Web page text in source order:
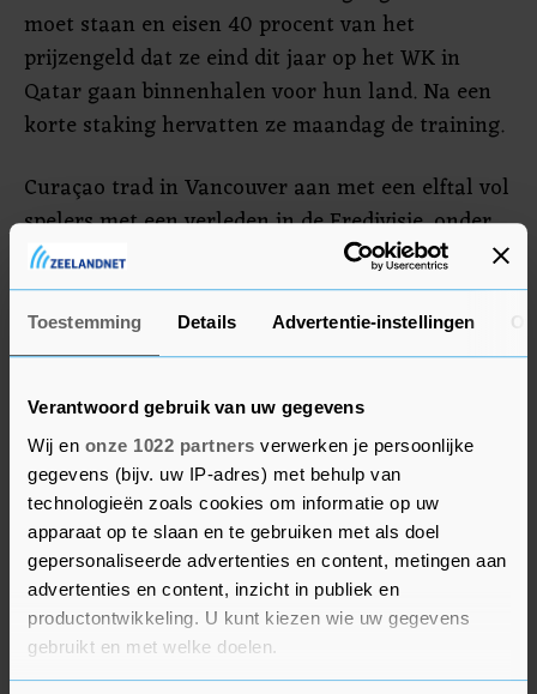
Toestemming Details Advertentie-instellingen
Verantwoord gebruik van uw gegevens
Wij en onze 1022 partners verwerken je persoonlijke
gegevens (bijv. uw IP-adres) met behulp van
technologieën zoals cookies om informatie op uw
apparaat op te slaan en te gebruiken met als doel
gepersonaliseerde advertenties en content, metingen aan
advertenties en content, inzicht in publiek en
productontwikkeling. U kunt kiezen wie uw gegevens
gebruikt en met welke doelen.
moet staan en eisen 40 procent van het
prijzengeld dat ze eind dit jaar op het WK in
Qatar gaan binnenhalen voor hun land. Na een
korte staking hervatten ze maandag de training.
Curaçao trad in Vancouver aan met een elftal vol
spelers met een verleden in de Eredivisie, onder
wie Eloy Room, Cuco Martina, Elson Hooi,
Juninho en Leandro Bacuna en de huidige RKC'er
Vurnon Anita. De ploeg van Langeler won eerder
in de week met 2-1 bij Honduras.